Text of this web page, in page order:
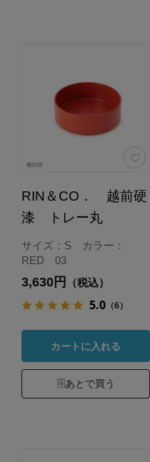
RIN＆CO． 越前硬
漆 トレー丸
サイズ：S カラー：
RED 03
3,630円 （税込）
5.0（6）
カートに入れる
あとで買う